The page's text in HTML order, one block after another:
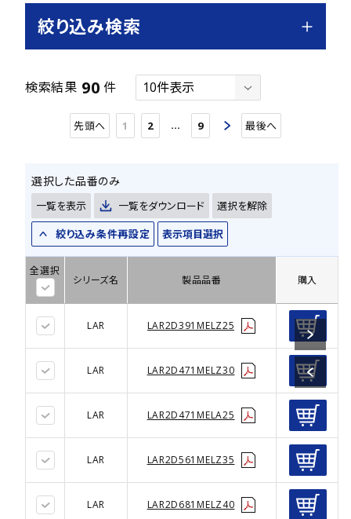
絞り込み検索
検索結果 90 件
先頭へ 1 2 … 9 最後へ
選択した品番のみ
一覧を表示 一覧をダウンロード
選択を解除
絞り込み条件再設定
表示項目選択
全選択
シリーズ名 製品品番 購入
LAR LAR2D391MELZ25
LAR LAR2D471MELZ30
LAR LAR2D471MELA25
LAR LAR2D561MELZ35
LAR LAR2D681MELZ40